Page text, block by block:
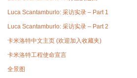
Luca Scantamburlo: 采访实录 – Part 1
Luca Scantamburlo: 采访实录 – Part 2
卡米洛特中文主页 (欢迎加入收藏夹)
卡米洛特工程使命宣言
全景图